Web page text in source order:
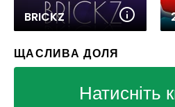
BRICKZ
ЩАСЛИВА ДОЛЯ
Натисніть